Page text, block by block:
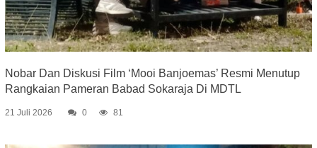
Nobar Dan Diskusi Film ‘Mooi Banjoemas’ Resmi Menutup
Rangkaian Pameran Babad Sokaraja Di MDTL
21 Juli 2026 0 81